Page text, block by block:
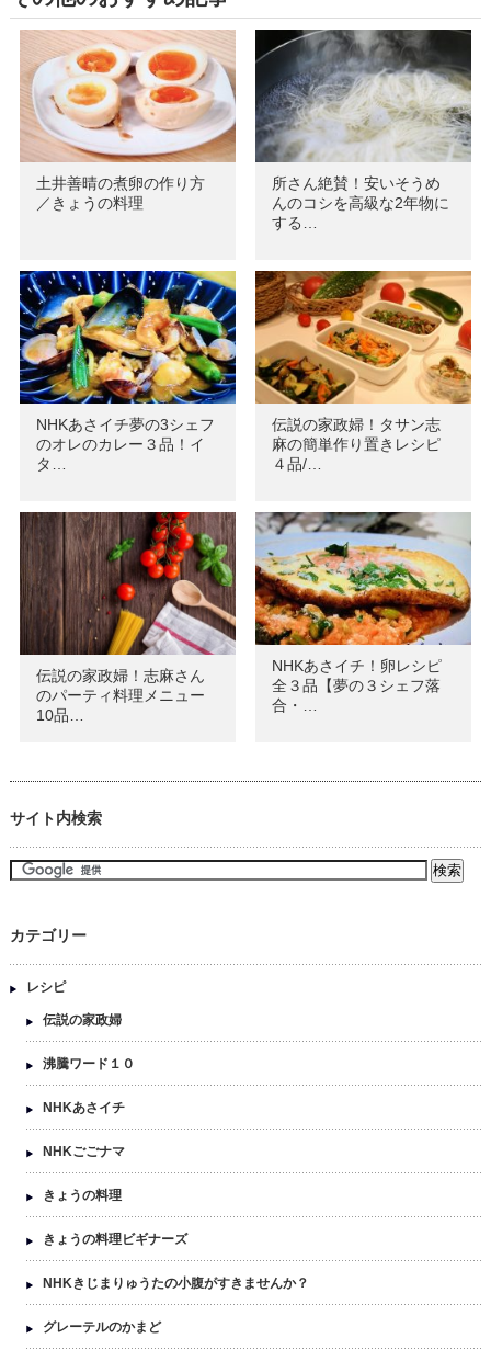
土井善晴の煮卵の作り方
／きょうの料理
所さん絶賛！安いそうめ
んのコシを高級な2年物に
する…
NHKあさイチ夢の3シェフ
のオレのカレー３品！イ
タ…
伝説の家政婦！タサン志
麻の簡単作り置きレシピ
４品/…
伝説の家政婦！志麻さん
のパーティ料理メニュー
10品…
NHKあさイチ！卵レシピ
全３品【夢の３シェフ落
合・…
サイト内検索
カテゴリー
レシピ
伝説の家政婦
沸騰ワード１０
NHKあさイチ
NHKごごナマ
きょうの料理
きょうの料理ビギナーズ
NHKきじまりゅうたの小腹がすきませんか？
グレーテルのかまど